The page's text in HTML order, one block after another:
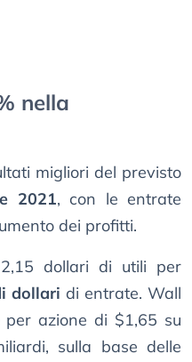
nella
migliori del previsto
2021, con le entrate
dei profitti.
dollari di utili per
dollari di entrate. Wall
azione di $1,65 su
sulla base delle